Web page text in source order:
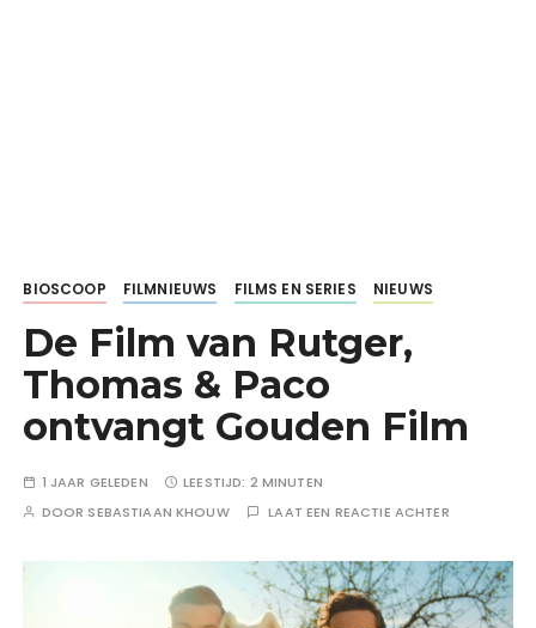
BIOSCOOP FILMNIEUWS FILMS EN SERIES NIEUWS
De Film van Rutger,
Thomas & Paco
ontvangt Gouden Film
1 JAAR GELEDEN LEESTIJD: 2 MINUTEN
DOOR SEBASTIAAN KHOUW LAAT EEN REACTIE ACHTER